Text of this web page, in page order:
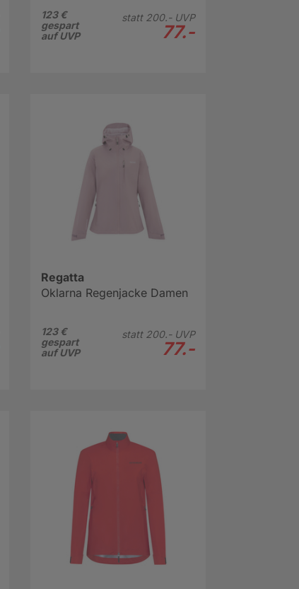
123 €
gespart
auf UVP
statt 200.-UVP
77.-
Regatta
Oklarna Regenjacke Damen
123 €
gespart
auf UVP
statt 200.-UVP
77.-